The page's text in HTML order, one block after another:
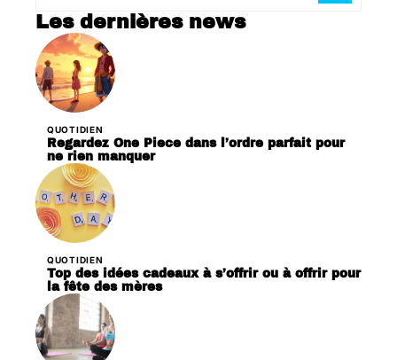
Les dernières news
QUOTIDIEN
Regardez One Piece dans l’ordre parfait pour
ne rien manquer
QUOTIDIEN
Top des idées cadeaux à s’offrir ou à offrir pour
la fête des mères